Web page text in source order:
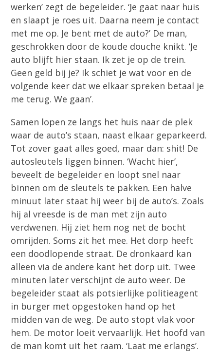
werken’ zegt de begeleider. ‘Je gaat naar huis
en slaapt je roes uit. Daarna neem je contact
met me op. Je bent met de auto?’ De man,
geschrokken door de koude douche knikt. ‘Je
auto blijft hier staan. Ik zet je op de trein.
Geen geld bij je? Ik schiet je wat voor en de
volgende keer dat we elkaar spreken betaal je
me terug. We gaan’.
Samen lopen ze langs het huis naar de plek
waar de auto’s staan, naast elkaar geparkeerd.
Tot zover gaat alles goed, maar dan: shit! De
autosleutels liggen binnen. ‘Wacht hier’,
beveelt de begeleider en loopt snel naar
binnen om de sleutels te pakken. Een halve
minuut later staat hij weer bij de auto’s. Zoals
hij al vreesde is de man met zijn auto
verdwenen. Hij ziet hem nog net de bocht
omrijden. Soms zit het mee. Het dorp heeft
een doodlopende straat. De dronkaard kan
alleen via de andere kant het dorp uit. Twee
minuten later verschijnt de auto weer. De
begeleider staat als potsierlijke politieagent
in burger met opgestoken hand op het
midden van de weg. De auto stopt vlak voor
hem. De motor loeit vervaarlijk. Het hoofd van
de man komt uit het raam. ‘Laat me erlangs’.